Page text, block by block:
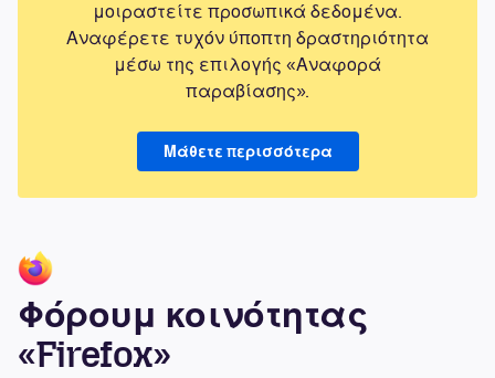
μοιραστείτε προσωπικά δεδομένα.
Αναφέρετε τυχόν ύποπτη δραστηριότητα
μέσω της επιλογής «Αναφορά
παραβίασης».
Μάθετε περισσότερα
Φόρουμ κοινότητας
«Firefox»